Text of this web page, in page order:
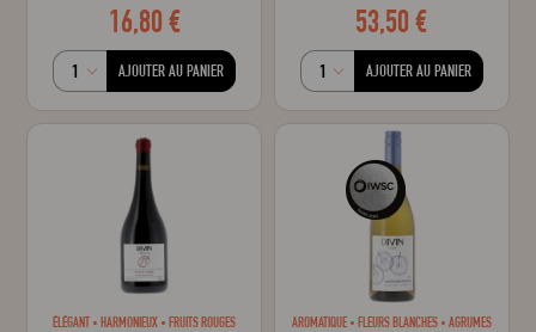
style="width: 100%;"100
% of100
16,80 €
AJOUTER AU PANIER
53,50 €
AJOUTER AU PANIER
ÉLÉGANT HARMONIEUX FRUITS ROUGES AROMATIQUE FLEURS BLANCHES AGRUMES